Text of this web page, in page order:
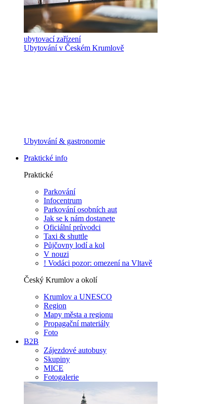
ubytovací zařízení
Ubytování v Českém Krumlově
Ubytování & gastronomie
Praktické info
Praktické
Parkování
Infocentrum
Parkování osobních aut
Jak se k nám dostanete
Oficiální průvodci
Taxi & shuttle
Půjčovny lodí a kol
V nouzi
! Vodáci pozor: omezení na Vltavě
Český Krumlov a okolí
Krumlov a UNESCO
Region
Mapy města a regionu
Propagační materiály
Foto
B2B
Zájezdové autobusy
Skupiny
MICE
Fotogalerie